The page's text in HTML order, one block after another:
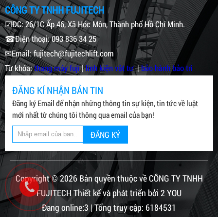
CÔNG TY TNHH FUJITECH
☑ĐC: 26/1C Ấp 46, Xã Hóc Môn, Thành phố Hồ Chí Minh.
☎Điện thoại: 093 836 34 25
✉Email: fujitech@fujitechlift.com
Từ khóa:thang máy fuji|linh kiện vật tư|bảo hành bảo trì
ĐĂNG KÍ NHẬN BẢN TIN
Đăng ký Email để nhận những thông tin sự kiện, tin tức về luật
mới nhất từ chúng tôi thông qua email của bạn!
ĐĂNG KÝ
Copyright © 2026 Bản quyền thuộc về CÔNG TY TNHH
FUJITECH Thiết kế và phát triển bởi 2 YOU
Đang online:3 | Tổng truy cập: 6184531